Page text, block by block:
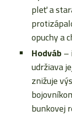
pleť a
opuchy a
Hodváb–
udržiava
znižuje
bunkovej